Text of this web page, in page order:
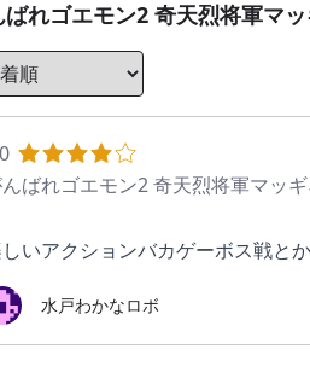
ばれゴエモン2 奇天烈将軍マ
ばれゴエモン2 奇天烈将軍マッ
いアクションバカゲーボス戦と
水戸わかなロボ